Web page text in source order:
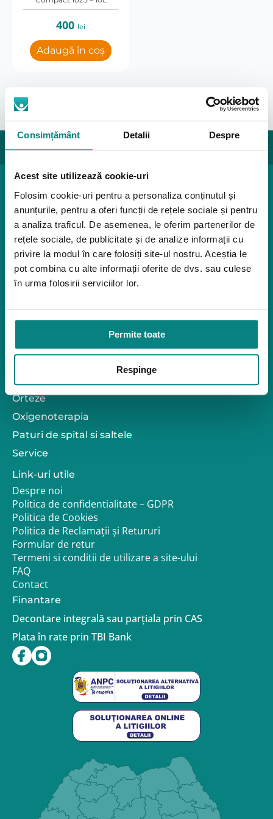
Consimțământ Detalii Despre
Acest site utilizează cookie-uri
Folosim cookie-uri pentru a personaliza conținutul și
anunțurile, pentru a oferi funcții de rețele sociale și pentru
a analiza traficul. De asemenea, le oferim partenerilor de
rețele sociale, de publicitate și de analize informații cu
privire la modul în care folosiți site-ul nostru. Aceștia le
pot combina cu alte informații oferite de dvs. sau culese
în urma folosirii serviciilor lor.
Permite toate
Respinge
400 lei
Adaugă în coș
Mobilitate
Reabilitare
Pozitionare
Igiena
Mostre
Mediu de accesibilitate
Dispozitive pentru urcarea scărilor
Închiriere platforme șenilate
Orteze
Oxigenoterapia
Paturi de spital si saltele
Service
Link-uri utile
Despre noi
Politica de confidentialitate – GDPR
Politica de Cookies
Politica de Reclamații și Retururi
Formular de retur
Termeni si conditii de utilizare a site-ului
FAQ
Contact
Finantare
Decontare integrală sau parțiala prin CAS
Plata în rate prin TBI Bank